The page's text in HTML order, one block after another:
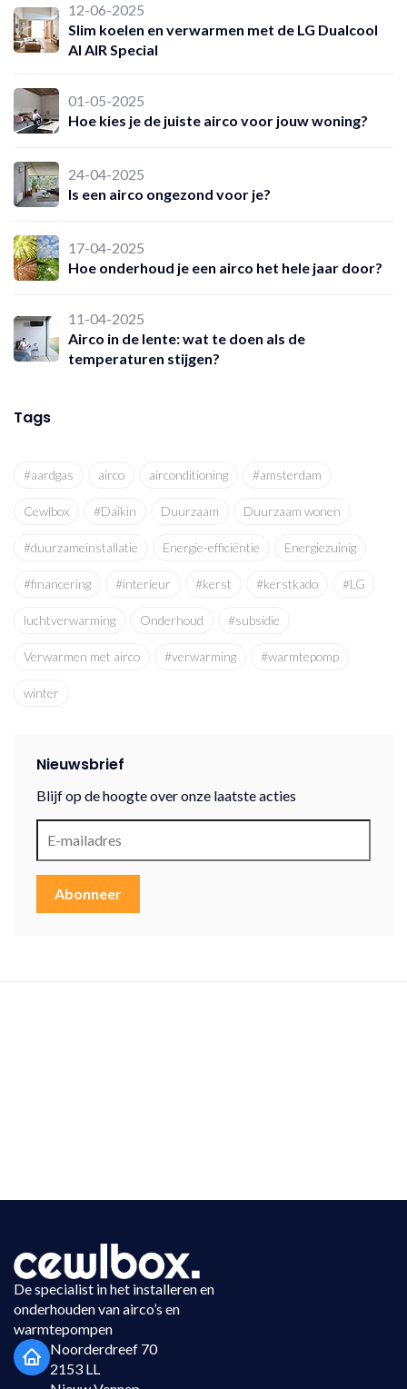
12-06-2025
Slim koelen en verwarmen met de LG Dualcool
AI AIR Special
01-05-2025
Hoe kies je de juiste airco voor jouw woning?
24-04-2025
Is een airco ongezond voor je?
17-04-2025
Hoe onderhoud je een airco het hele jaar door?
11-04-2025
Airco in de lente: wat te doen als de
temperaturen stijgen?
Tags
#aardgas airco airconditioning #amsterdam
Cewlbox #Daikin Duurzaam Duurzaam wonen
#duurzameinstallatie Energie-efficiëntie Energiezuinig
#financering #interieur #kerst #kerstkado #LG
luchtverwarming Onderhoud #subsidie
Verwarmen met airco #verwarming #warmtepomp
winter
Nieuwsbrief
Blijf op de hoogte over onze laatste acties
Abonneer
De specialist in het installeren en
onderhouden van airco’s en
warmtepompen
Noorderdreef 70
2153 LL